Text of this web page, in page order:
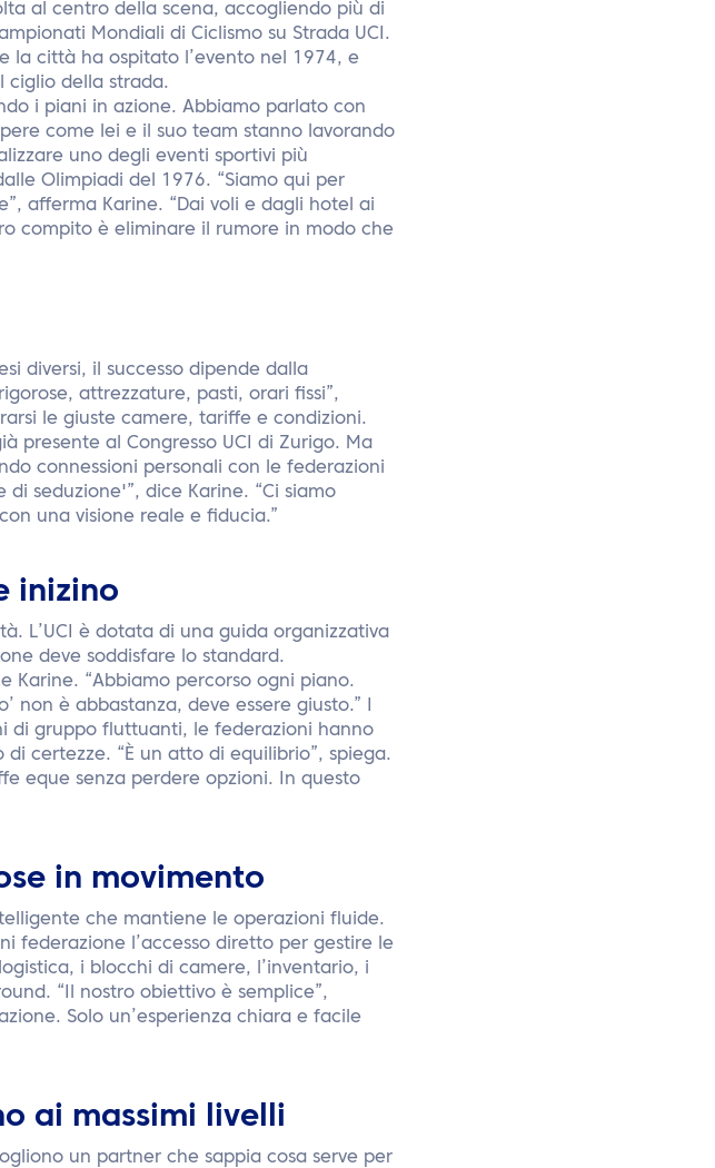
al centro della scena, accogliendo più di
Mondiali di Ciclismo su Strada UCI.
la città ha ospitato l’evento nel 1974, e
ciglio della strada.
i piani in azione. Abbiamo parlato con
come lei e il suo team stanno lavorando
uno degli eventi sportivi più
Olimpiadi del 1976. “Siamo qui per
afferma Karine. “Dai voli e dagli hotel ai
compito è eliminare il rumore in modo che
diversi, il successo dipende dalla
attrezzature, pasti, orari fissi”,
le giuste camere, tariffe e condizioni.
presente al Congresso UCI di Zurigo. Ma
connessioni personali con le federazioni
di seduzione'”, dice Karine. “Ci siamo
una visione reale e fiducia.”
inizino
L’UCI è dotata di una guida organizzativa
deve soddisfare lo standard.
Karine. “Abbiamo percorso ogni piano.
non è abbastanza, deve essere giusto.” I
di gruppo fluttuanti, le federazioni hanno
certezze. “È un atto di equilibrio”, spiega.
eque senza perdere opzioni. In questo
in movimento
che mantiene le operazioni fluide.
federazione l’accesso diretto per gestire le
i blocchi di camere, l’inventario, i
“Il nostro obiettivo è semplice”,
Solo un’esperienza chiara e facile
ai massimi livelli
un partner che sappia cosa serve per